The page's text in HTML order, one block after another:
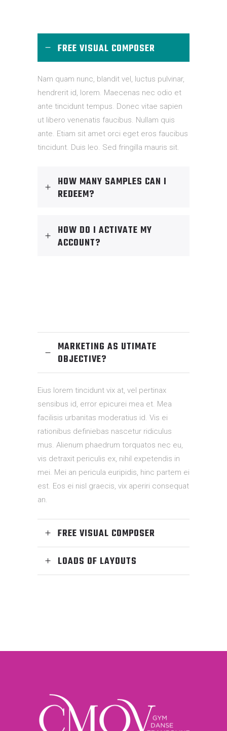
FREE VISUAL COMPOSER
Nam quam nunc, blandit vel, luctus pulvinar,
hendrerit id, lorem. Maecenas nec odio et
ante tincidunt tempus. Donec vitae sapien
ut libero venenatis faucibus. Nullam quis
ante. Etiam sit amet orci eget eros faucibus
tincidunt. Duis leo. Sed fringilla mauris sit.
HOW MANY SAMPLES CAN I
REDEEM?
HOW DO I ACTIVATE MY
ACCOUNT?
MARKETING AS UTIMATE
OBJECTIVE?
Eius lorem tincidunt vix at, vel pertinax
sensibus id, error epicurei mea et. Mea
facilisis urbanitas moderatius id. Vis ei
rationibus definiebas nascetur ridiculus
mus. Alienum phaedrum torquatos nec eu,
vis detraxit periculis ex, nihil expetendis in
mei. Mei an pericula euripidis, hinc partem ei
est. Eos ei nisl graecis, vix aperiri consequat
an.
FREE VISUAL COMPOSER
LOADS OF LAYOUTS